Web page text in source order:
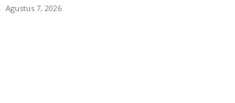
- Agustus 7, 2026